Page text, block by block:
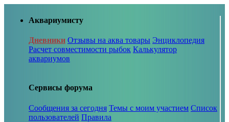
Аквариумисту
Дневники Отзывы на аква товары Энциклопедия
Расчет совместимости рыбок Калькулятор
аквариумов
Сервисы форума
Сообщения за сегодня Темы с моим участием Список
пользователей Правила